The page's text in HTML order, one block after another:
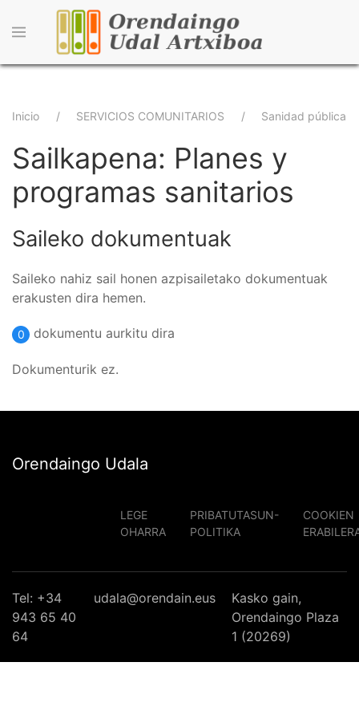
contenido
principal
Sobrescribir
enlaces
de
ayuda
a
navegación
Inicio SERVICIOS COMUNITARIOS Sanidad pública
Sailkapena: Planes y
programas sanitarios
Saileko dokumentuak
Saileko nahiz sail honen azpisailetako dokumentuak
erakusten dira hemen.
0 dokumentu aurkitu dira
Dokumenturik ez.
Orendaingo Udala
LEGE
OHARRA
PRIBATUTASUN-
POLITIKA
COOKIEN
Tel: +34
943 65 40
64
udala@orendain.eus
Kasko gain,
Orendaingo Plaza
1 (20269)